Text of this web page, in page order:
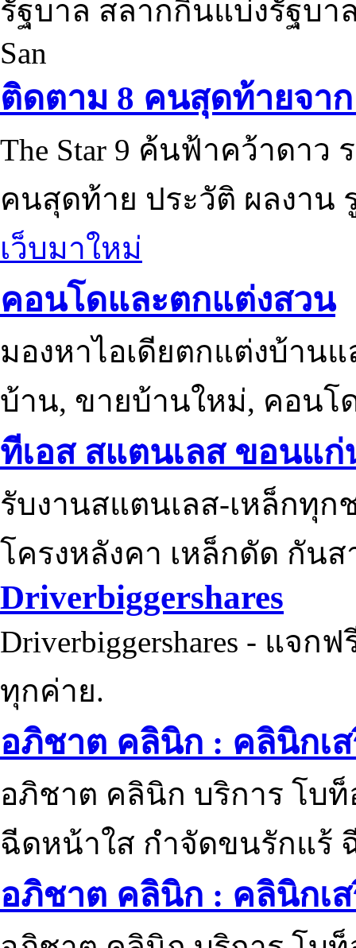
รัฐบาล สลากกินแบ่งรัฐบา
San
ติดตาม 8 คนสุดท้ายจาก
The Star 9 ค้นฟ้าคว้าดาว
คนสุดท้าย ประวัติ ผลงาน
เว็บมาใหม่
คอนโดและตกแต่งสวน
มองหาไอเดียตกแต่งบ้าน
บ้าน, ขายบ้านใหม่, คอนโ
ทีเอส สแตนเลส ขอนแก่
รับงานสแตนเลส-เหล็กทุ
โครงหลังคา เหล็กดัด กัน
Driverbiggershares
Driverbiggershares - แจก
ทุกค่าย.
อภิชาต คลินิก : คลินิกเ
อภิชาต คลินิก บริการ โบ
ฉีดหน้าใส กำจัดขนรักแร้
อภิชาต คลินิก : คลินิกเ